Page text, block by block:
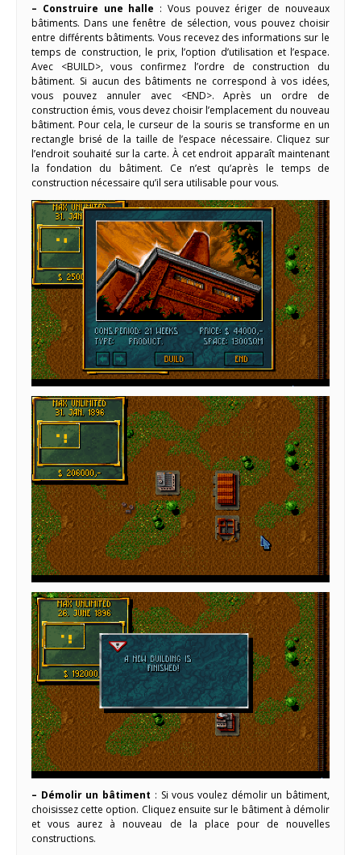
– Construire une halle : Vous pouvez ériger de nouveaux
bâtiments. Dans une fenêtre de sélection, vous pouvez choisir
entre différents bâtiments. Vous recevez des informations sur le
temps de construction, le prix, l’option d’utilisation et l’espace.
Avec <BUILD>, vous confirmez l’ordre de construction du
bâtiment. Si aucun des bâtiments ne correspond à vos idées,
vous pouvez annuler avec <END>. Après un ordre de
construction émis, vous devez choisir l’emplacement du nouveau
bâtiment. Pour cela, le curseur de la souris se transforme en un
rectangle brisé de la taille de l’espace nécessaire. Cliquez sur
l’endroit souhaité sur la carte. À cet endroit apparaît maintenant
la fondation du bâtiment. Ce n’est qu’après le temps de
construction nécessaire qu’il sera utilisable pour vous.
– Démolir un bâtiment : Si vous voulez démolir un bâtiment,
choisissez cette option. Cliquez ensuite sur le bâtiment à démolir
et vous aurez à nouveau de la place pour de nouvelles
constructions.